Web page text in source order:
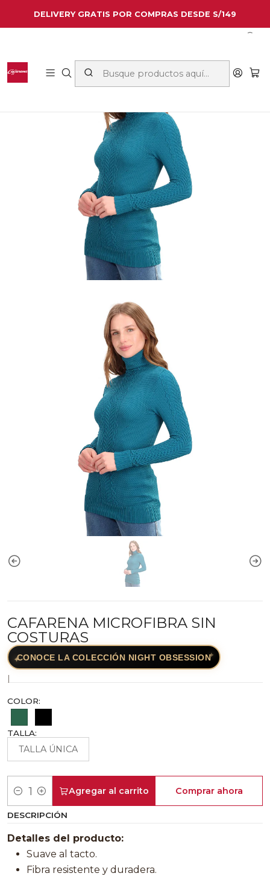
DELIVERY GRATIS POR COMPRAS DESDE S/149
CAFARENA MICROFIBRA SIN
COSTURAS
✦
✦CONOCE LA COLECCIÓN NIGHT OBSESSION
|
COLOR:
TALLA:
TALLA ÚNICA
Cantidad
Agregar al carrito Comprar ahora
DESCRIPCIÓN
Detalles del producto:
Suave al tacto.
Fibra resistente y duradera.